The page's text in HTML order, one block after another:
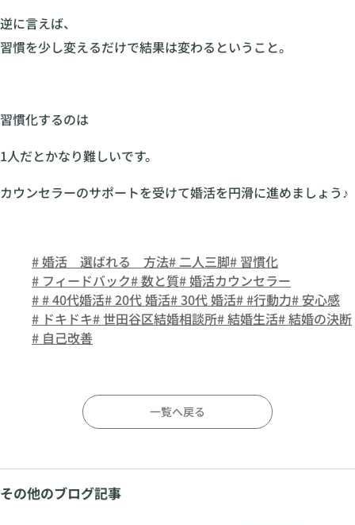
逆に言えば、
習慣を少し変えるだけで結果は変わるということ。
習慣化するのは
1人だとかなり難しいです。
カウンセラーのサポートを受けて婚活を円滑に進めましょう♪
# 婚活 選ばれる 方法# 二人三脚# 習慣化
# フィードバック# 数と質# 婚活カウンセラー
# # 40代婚活# 20代 婚活# 30代 婚活# #行動力# 安心感
# ドキドキ# 世田谷区結婚相談所# 結婚生活# 結婚の決断
# 自己改善
一覧へ戻る
その他のブログ記事